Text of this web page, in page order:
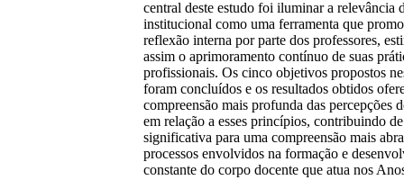
central deste estudo foi iluminar a relevância
institucional como uma ferramenta que
reflexão interna por parte dos professores,
assim o aprimoramento contínuo de suas
profissionais. Os cinco objetivos propostos
foram concluídos e os resultados obtidos
compreensão mais profunda das percepções
em relação a esses princípios, contribuindo
significativa para uma compreensão mais
processos envolvidos na formação e
constante do corpo docente que atua nos